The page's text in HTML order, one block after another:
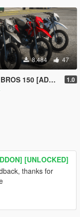
8.484 47
[ADDON] [UNLOCKED] 1.0
[UNLOCKED]
thanks for